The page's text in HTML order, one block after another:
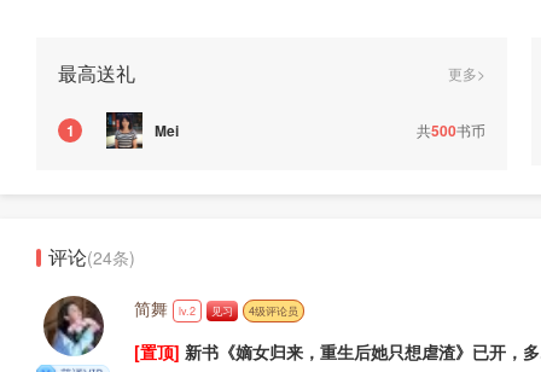
最高送礼 更多>
1 Mei 共500书币
评论(24条)
简舞 lv.2 见习 4级评论员
[置顶] 新书《嫡女归来，重生后她只想虐渣》已开，